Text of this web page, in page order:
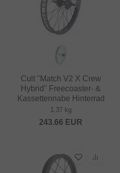
Cult "Match V2 X Crew
Hybrid" Freecoaster- &
Kassettennabe Hinterrad
1.37 kg
243.66 EUR